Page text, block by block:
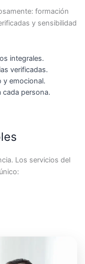
formación
y sensibilidad
integrales.
verificadas.
y emocional.
cada persona.
Los servicios del